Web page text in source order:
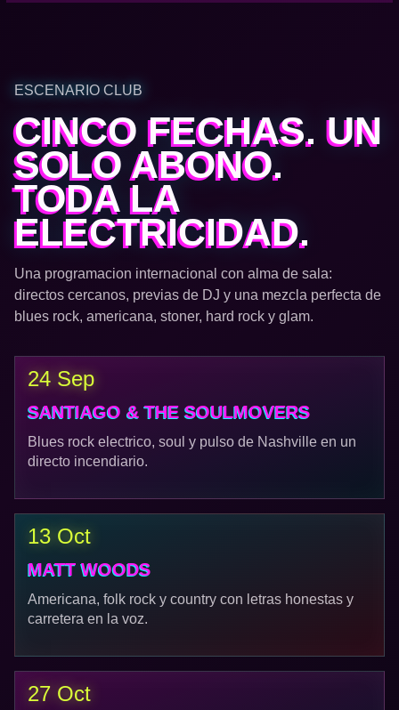
ESCENARIO CLUB
CINCO FECHAS. UN
SOLO ABONO.
TODA LA
ELECTRICIDAD.
Una programacion internacional con alma de sala:
directos cercanos, previas de DJ y una mezcla perfecta de
blues rock, americana, stoner, hard rock y glam.
24 Sep
SANTIAGO & THE SOULMOVERS
Blues rock electrico, soul y pulso de Nashville en un
directo incendiario.
13 Oct
MATT WOODS
Americana, folk rock y country con letras honestas y
carretera en la voz.
27 Oct